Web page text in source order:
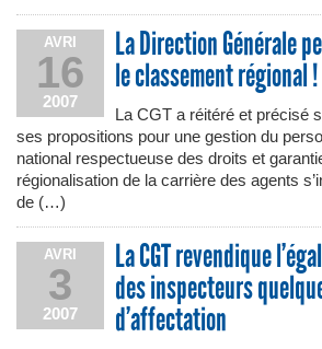
AVRI
16
2007
La Direction Générale
le classement régional !
La CGT a réitéré et précisé
ses propositions pour une gestion du
national respectueuse des droits et
régionalisation de la carrière des agents
de (…)
AVRI
3
2007
La CGT revendique
des inspecteurs
d’affectation